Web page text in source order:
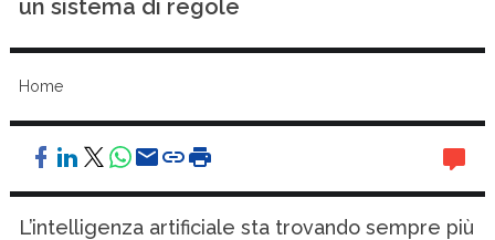
un sistema di regole
Home
L’intelligenza artificiale sta trovando sempre più